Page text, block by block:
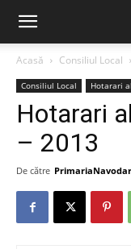
Acasă Consiliul Local
Consiliul Local Hotarari
Hotarari
– 2013
De către